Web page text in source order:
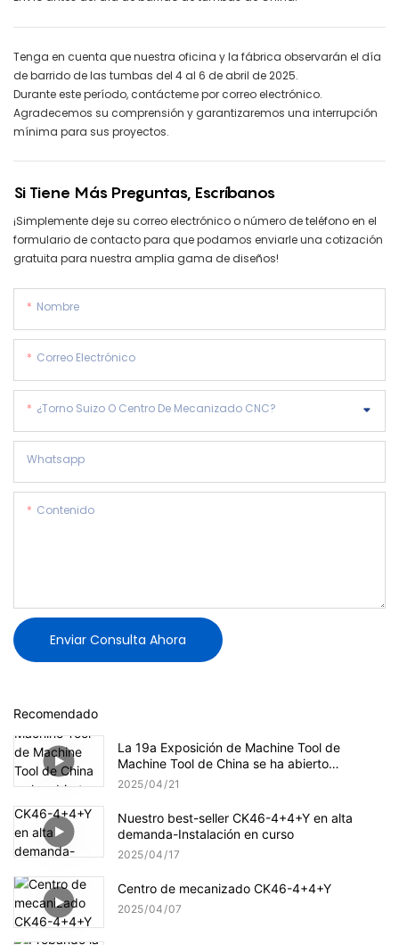
Tenga en cuenta que nuestra oficina y la fábrica observarán el día
de barrido de las tumbas del 4 al 6 de abril de 2025.
Durante este período, contácteme por correo electrónico.
Agradecemos su comprensión y garantizaremos una interrupción
mínima para sus proyectos.
Si Tiene Más Preguntas, Escríbanos
¡Simplemente deje su correo electrónico o número de teléfono en el
formulario de contacto para que podamos enviarle una cotización
gratuita para nuestra amplia gama de diseños!
Nombre
Correo Electrónico
¿Torno Suizo O Centro De Mecanizado CNC?
Whatsapp
Contenido
Enviar Consulta Ahora
Recomendado
La 19a Exposición de Machine Tool de
Machine Tool de China se ha abierto
oficialmente hoy
2025 04 21
Nuestro best-seller CK46-4+4+Y en alta
demanda-Instalación en curso
2025 04 17
Centro de mecanizado CK46-4+4+Y
2025 04 07